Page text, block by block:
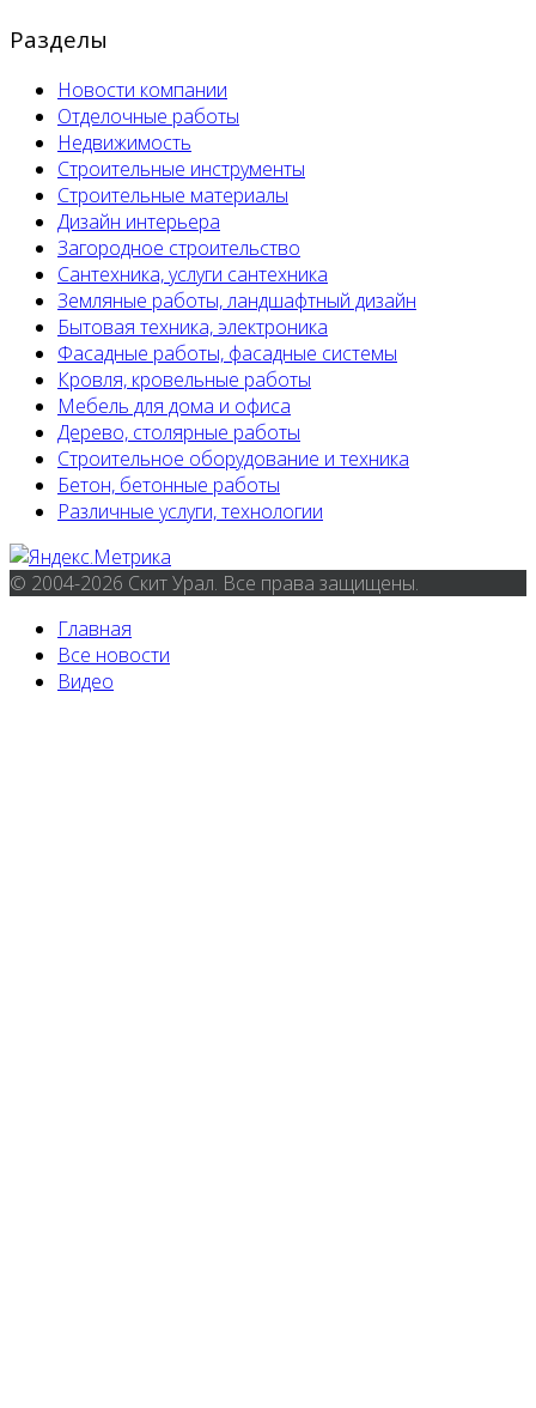
Разделы
Новости компании
Отделочные работы
Недвижимость
Строительные инструменты
Строительные материалы
Дизайн интерьера
Загородное строительство
Сантехника, услуги сантехника
Земляные работы, ландшафтный дизайн
Бытовая техника, электроника
Фасадные работы, фасадные системы
Кровля, кровельные работы
Мебель для дома и офиса
Дерево, столярные работы
Строительное оборудование и техника
Бетон, бетонные работы
Различные услуги, технологии
© 2004-2026 Скит Урал. Все права защищены.
Главная
Все новости
Видео